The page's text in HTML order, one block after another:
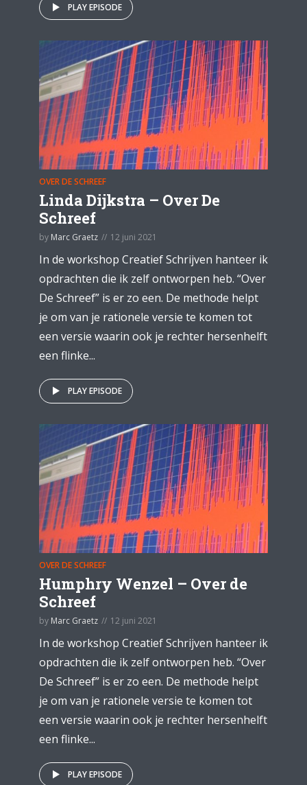
PLAY EPISODE
OVER DE SCHREEF
Linda Dijkstra – Over De
Schreef
by Marc Graetz 12 juni 2021
In de workshop Creatief Schrijven hanteer ik
opdrachten die ik zelf ontworpen heb. “Over
De Schreef” is er zo een. De methode helpt
je om van je rationele versie te komen tot
een versie waarin ook je rechter hersenhelft
een flinke...
PLAY EPISODE
OVER DE SCHREEF
Humphry Wenzel – Over de
Schreef
by Marc Graetz 12 juni 2021
In de workshop Creatief Schrijven hanteer ik
opdrachten die ik zelf ontworpen heb. “Over
De Schreef” is er zo een. De methode helpt
je om van je rationele versie te komen tot
een versie waarin ook je rechter hersenhelft
een flinke...
PLAY EPISODE